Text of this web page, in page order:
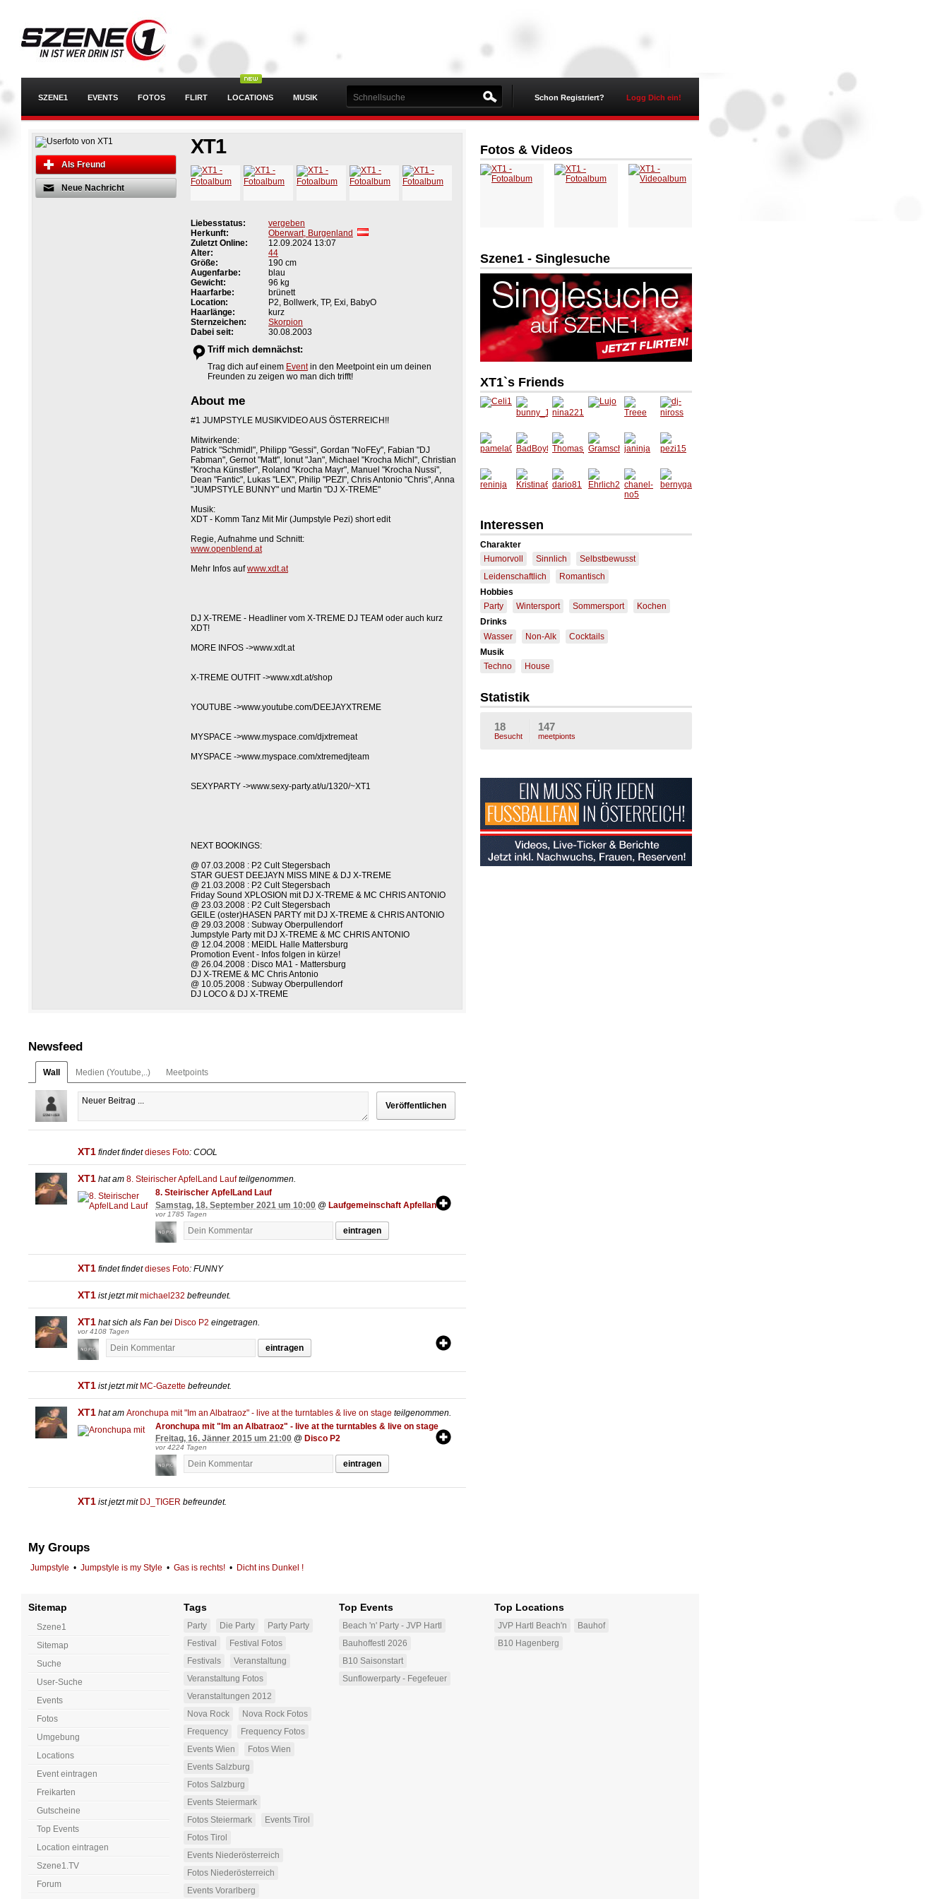
SZENE1 EVENTS FOTOS FLIRT LOCATIONS MUSIK Schon Registriert? Logg Dich ein!
Als Freund
Neue Nachricht
XT1
Liebesstatus:
vergeben
Herkunft:
Oberwart, Burgenland
Zuletzt Online:
12.09.2024 13:07
Alter:
44
Größe:
190 cm
Augenfarbe:
blau
Gewicht:
96 kg
Haarfarbe:
brünett
Location:
P2, Bollwerk, TP, Exi, BabyO
Haarlänge:
kurz
Sternzeichen:
Skorpion
Dabei seit:
30.08.2003
Triff mich demnächst:
Trag dich auf einem Eventin den Meetpoint ein um deinen
Freunden zu zeigen wo man dich trifft!
About me
#1 JUMPSTYLE MUSIKVIDEO AUS ÖSTERREICH!!
Mitwirkende:
Patrick "Schmidl", Philipp "Gessi", Gordan "NoFEy", Fabian "DJ
Fabman", Gernot "Matt", Ionut "Jan", Michael "Krocha Michl", Christian
"Krocha Künstler", Roland "Krocha Mayr", Manuel "Krocha Nussi",
Dean "Fantic", Lukas "LEX", Philip "PEZI", Chris Antonio "Chris", Anna
"JUMPSTYLE BUNNY" und Martin "DJ X-TREME"
Musik:
XDT - Komm Tanz Mit Mir (Jumpstyle Pezi) short edit
Regie, Aufnahme und Schnitt:
www.openblend.at
Mehr Infos aufwww.xdt.at
DJ X-TREME - Headliner vom X-TREME DJ TEAM oder auch kurz
XDT!
MORE INFOS ->www.xdt.at
X-TREME OUTFIT ->www.xdt.at/shop
YOUTUBE ->www.youtube.com/DEEJAYXTREME
MYSPACE ->www.myspace.com/djxtremeat
MYSPACE ->www.myspace.com/xtremedjteam
SEXYPARTY ->www.sexy-party.at/u/1320/~XT1
NEXT BOOKINGS:
@ 07.03.2008 : P2 Cult Stegersbach
STAR GUEST DEEJAYN MISS MINE & DJ X-TREME
@ 21.03.2008 : P2 Cult Stegersbach
Friday Sound XPLOSION mit DJ X-TREME & MC CHRIS ANTONIO
@ 23.03.2008 : P2 Cult Stegersbach
GEILE (oster)HASEN PARTY mit DJ X-TREME & CHRIS ANTONIO
@ 29.03.2008 : Subway Oberpullendorf
Jumpstyle Party mit DJ X-TREME & MC CHRIS ANTONIO
@ 12.04.2008 : MEIDL Halle Mattersburg
Promotion Event - Infos folgen in kürze!
@ 26.04.2008 : Disco MA1 - Mattersburg
DJ X-TREME & MC Chris Antonio
@ 10.05.2008 : Subway Oberpullendorf
DJ LOCO & DJ X-TREME
Newsfeed
Wall Medien (Youtube,..) Meetpoints
XT1 findetfindetdieses Foto: COOL
XT1 hat am 8. Steirischer ApfelLand Laufteilgenommen.
8. Steirischer ApfelLand Lauf
Samstag, 18. September 2021 um 10:00 @ Laufgemeinschaft Apfelland
vor 1785 Tagen
eintragen
XT1 findetfindetdieses Foto: FUNNY
XT1 ist jetzt mitmichael232 befreundet.
XT1 hat sich als Fan bei Disco P2 eingetragen.
vor 4108 Tagen
eintragen
XT1 ist jetzt mit MC-Gazette befreundet.
XT1 hat am Aronchupa mit "Im an Albatraoz" - live at the turntables & live on stage teilgenommen.
Aronchupa mit "Im an Albatraoz" - live at the turntables & live on stage
Freitag, 16. Jänner 2015 um 21:00 @ Disco P2
vor 4224 Tagen
eintragen
XT1 ist jetzt mit DJ_TIGER befreundet.
My Groups
Jumpstyle • Jumpstyle is my Style • Gas is rechts! • Dicht ins Dunkel !
Fotos & Videos
Szene1 - Singlesuche
XT1`s Friends
Interessen
Charakter
Humorvoll
Sinnlich
Selbstbewusst
Leidenschaftlich
Romantisch
Hobbies
Party
Wintersport Sommersport
Kochen
Drinks
Wasser
Non-Alk
Cocktails
Musik
Techno
House
Statistik
18
Besucht
147
meetpionts
Sitemap
Szene1
Sitemap
Suche
User-Suche
Events
Fotos
Umgebung
Locations
Event eintragen
Freikarten
Gutscheine
Top Events
Location eintragen
Szene1.TV
Forum
Tags
Party Die Party
Party Party
Festival
Festival Fotos
Festivals
Veranstaltung
Veranstaltung Fotos
Veranstaltungen 2012
Nova Rock
Nova Rock Fotos
Frequency
Frequency Fotos
Events Wien
Fotos Wien
Events Salzburg
Fotos Salzburg
Events Steiermark
Fotos Steiermark
Events Tirol
Fotos Tirol
Events Niederösterreich
Fotos Niederösterreich
Events Vorarlberg
Top Events
Beach 'n' Party - JVP Hartl
Bauhoffestl 2026
B10 Saisonstart
Sunflowerparty - Fegefeuer
Top Locations
JVP Hartl Beach'n
Bauhof
B10 Hagenberg